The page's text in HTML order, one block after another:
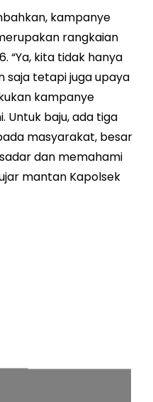
kampanye
rangkaian
“Ya, kita tidak hanya
saja tetapi juga upaya
kampanye
Untuk baju, ada tiga
masyarakat, besar
dan memahami
mantan Kapolsek